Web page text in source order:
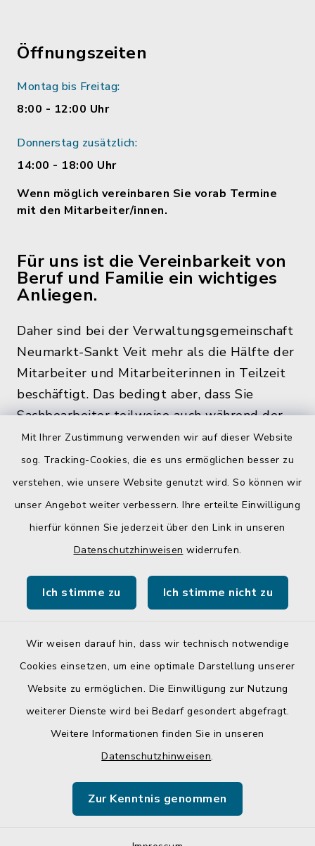
Mit Ihrer Zustimmung verwenden wir auf dieser Website
sog. Tracking-Cookies, die es uns ermöglichen besser zu
verstehen, wie unsere Website genutzt wird. So können wir
unser Angebot weiter verbessern. Ihre erteilte Einwilligung
hierfür können Sie jederzeit über den Link in unseren
Datenschutzhinweisen widerrufen.
Ich stimme zu Ich stimme nicht zu
Wir weisen darauf hin, dass wir technisch notwendige
Cookies einsetzen, um eine optimale Darstellung unserer
Website zu ermöglichen. Die Einwilligung zur Nutzung
weiterer Dienste wird bei Bedarf gesondert abgefragt.
Weitere Informationen finden Sie in unseren
Datenschutzhinweisen.
Zur Kenntnis genommen
Öffnungszeiten
Montag bis Freitag:
8:00 - 12:00 Uhr
Donnerstag zusätzlich:
14:00 - 18:00 Uhr
Wenn möglich vereinbaren Sie vorab Termine
mit den Mitarbeiter/innen.
Für uns ist die Vereinbarkeit von
Beruf und Familie ein wichtiges
Anliegen.
Daher sind bei der Verwaltungsgemeinschaft
Neumarkt-Sankt Veit mehr als die Hälfte der
Mitarbeiter und Mitarbeiterinnen in Teilzeit
beschäftigt. Das bedingt aber, dass Sie
Sachbearbeiter teilweise auch während der
üblichen Bürozeiten und zu den
Öffnungszeiten, nicht im Rathaus antreffen.
Quicklinks
Landratsamt Mühldorf a. Inn
Barrierefreiheit